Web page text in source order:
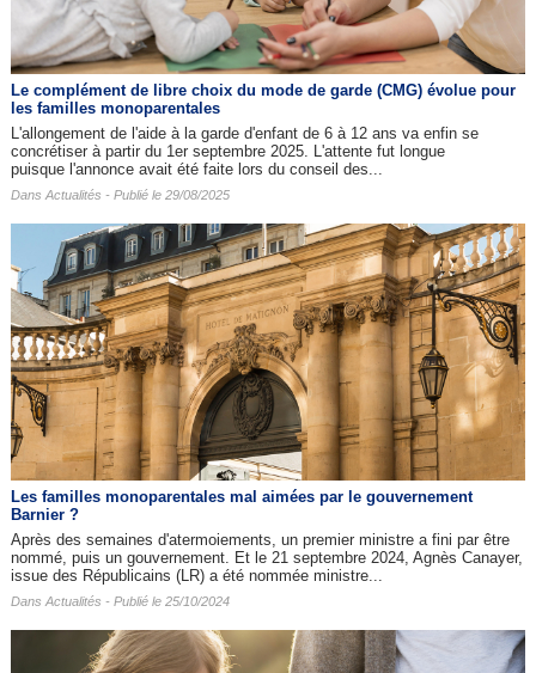
Le complément de libre choix du mode de garde (CMG) évolue pour
les familles monoparentales
L'allongement de l'aide à la garde d'enfant de 6 à 12 ans va enfin se
concrétiser à partir du 1er septembre 2025. L'attente fut longue
puisque l'annonce avait été faite lors du conseil des...
Dans Actualités - Publié le 29/08/2025
Les familles monoparentales mal aimées par le gouvernement
Barnier ?
Après des semaines d'atermoiements, un premier ministre a fini par être
nommé, puis un gouvernement. Et le 21 septembre 2024, Agnès Canayer,
issue des Républicains (LR) a été nommée ministre...
Dans Actualités - Publié le 25/10/2024